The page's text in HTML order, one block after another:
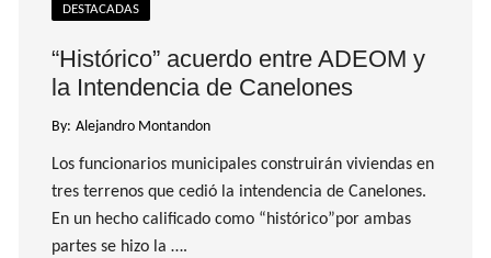
DESTACADAS
“Histórico” acuerdo entre ADEOM y
la Intendencia de Canelones
By: Alejandro Montandon
Los funcionarios municipales construirán viviendas en
tres terrenos que cedió la intendencia de Canelones.
En un hecho calificado como “histórico”por ambas
partes se hizo la ….